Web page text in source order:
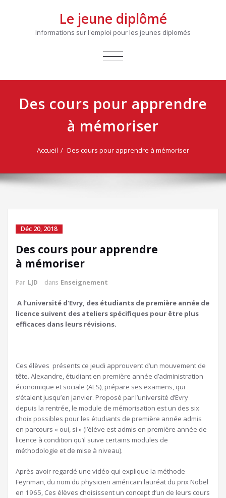
Le jeune diplômé
Informations sur l'emploi pour les jeunes diplomés
AFFICHER/MASQUER
Des cours pour apprendre
à mémoriser
Accueil Des cours pour apprendre à mémoriser
Déc 20, 2018
Des cours pour apprendre
à mémoriser
Par LJD dans Enseignement
A l’université d’Evry, des étudiants de première année de
licence suivent des ateliers spécifiques pour être plus
efficaces dans leurs révisions.
Ces élèves présents ce jeudi approuvent d’un mouvement de
tête. Alexandre, étudiant en première année d’administration
économique et sociale (AES), prépare ses examens, qui
s’étalent jusqu’en janvier. Proposé par l’université d’Evry
depuis la rentrée, le module de mémorisation est un des six
choix possibles pour les étudiants de première année admis
en parcours « oui, si » (l’élève est admis en première année de
licence à condition qu’il suive certains modules de
méthodologie et de mise à niveau).
Après avoir regardé une vidéo qui explique la méthode
Feynman, du nom du physicien américain lauréat du prix Nobel
en 1965, Ces élèves choisissent un concept d’un de leurs cours